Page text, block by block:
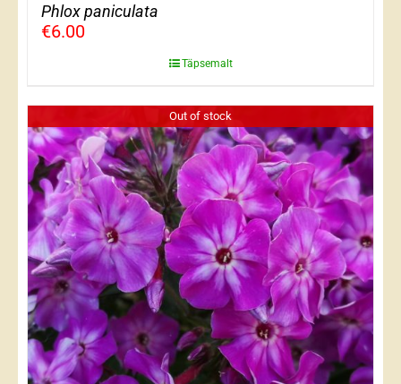
Phlox paniculata
€6.00
Täpsemalt
Out of stock